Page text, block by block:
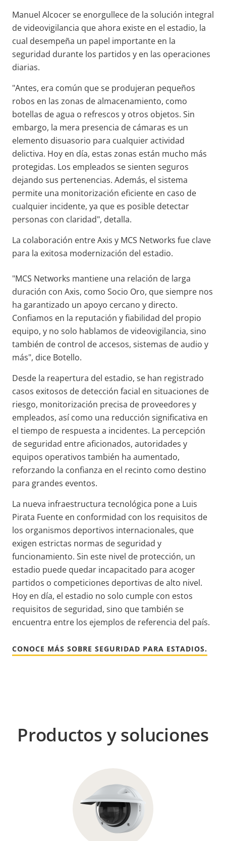
Manuel Alcocer se enorgullece de la solución integral
de videovigilancia que ahora existe en el estadio, la
cual desempeña un papel importante en la
seguridad durante los partidos y en las operaciones
diarias.
"Antes, era común que se produjeran pequeños
robos en las zonas de almacenamiento, como
botellas de agua o refrescos y otros objetos. Sin
embargo, la mera presencia de cámaras es un
elemento disuasorio para cualquier actividad
delictiva. Hoy en día, estas zonas están mucho más
protegidas. Los empleados se sienten seguros
dejando sus pertenencias. Además, el sistema
permite una monitorización eficiente en caso de
cualquier incidente, ya que es posible detectar
personas con claridad", detalla.
La colaboración entre Axis y MCS Networks fue clave
para la exitosa modernización del estadio.
"MCS Networks mantiene una relación de larga
duración con Axis, como Socio Oro, que siempre nos
ha garantizado un apoyo cercano y directo.
Confiamos en la reputación y fiabilidad del propio
equipo, y no solo hablamos de videovigilancia, sino
también de control de accesos, sistemas de audio y
más", dice Botello.
Desde la reapertura del estadio, se han registrado
casos exitosos de detección facial en situaciones de
riesgo, monitorización precisa de proveedores y
empleados, así como una reducción significativa en
el tiempo de respuesta a incidentes. La percepción
de seguridad entre aficionados, autoridades y
equipos operativos también ha aumentado,
reforzando la confianza en el recinto como destino
para grandes eventos.
La nueva infraestructura tecnológica pone a Luis
Pirata Fuente en conformidad con los requisitos de
los organismos deportivos internacionales, que
exigen estrictas normas de seguridad y
funcionamiento. Sin este nivel de protección, un
estadio puede quedar incapacitado para acoger
partidos o competiciones deportivas de alto nivel.
Hoy en día, el estadio no solo cumple con estos
requisitos de seguridad, sino que también se
encuentra entre los ejemplos de referencia del país.
CONOCE MÁS SOBRE SEGURIDAD PARA ESTADIOS.
Productos y soluciones